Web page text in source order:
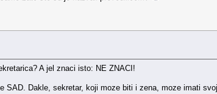
A jel znaci isto: NE ZNACI!
SAD. Dakle, sekretar, koji moze biti i zena, moze imati